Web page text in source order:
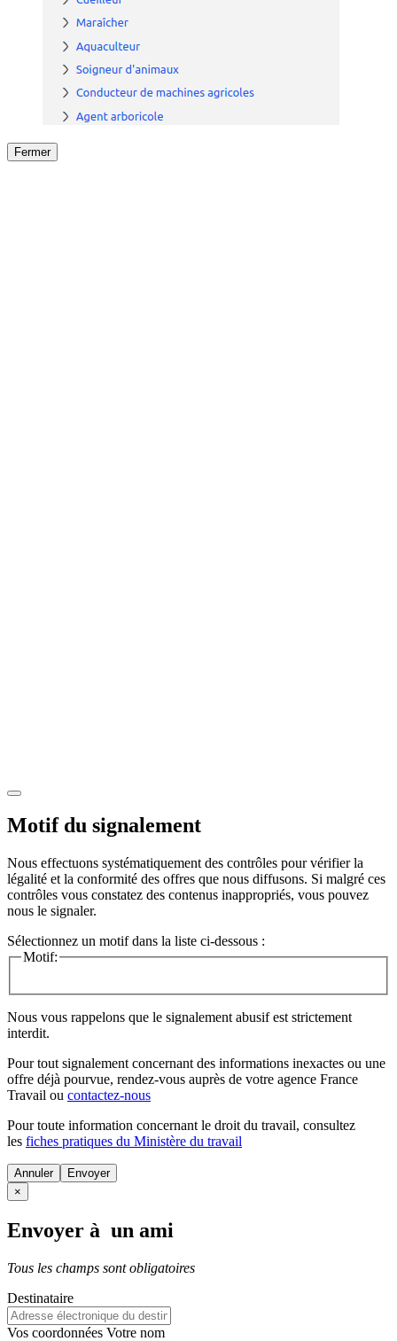
Fermer
Motif du signalement
Nous effectuons systématiquement des contrôles pour vérifier la
légalité et la conformité des offres que nous diffusons. Si malgré ces
contrôles vous constatez des contenus inappropriés, vous pouvez
nous le signaler.
Sélectionnez un motif dans la liste ci-dessous :
Motif:
Nous vous rappelons que le signalement abusif est strictement
interdit.
Pour tout signalement concernant des informations inexactes ou une
offre déjà pourvue, rendez-vous auprès de votre agence France
Travail ou contactez-nous
Pour toute information concernant le droit du travail, consultez
les fiches pratiques du Ministère du travail
Annuler
×
Envoyer à un ami
Tous les champs sont obligatoires
Destinataire
Vos coordonnées Votre nom